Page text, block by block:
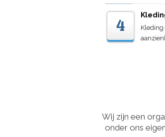
4
Wij zijn een
onder ons